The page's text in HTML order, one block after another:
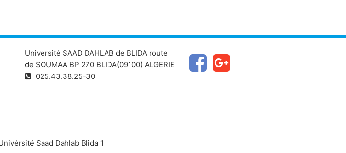
Université SAAD DAHLAB de BLIDA route
de SOUMAA BP 270 BLIDA(09100) ALGERIE
025.43.38.25-30
Saad Dahlab Blida 1